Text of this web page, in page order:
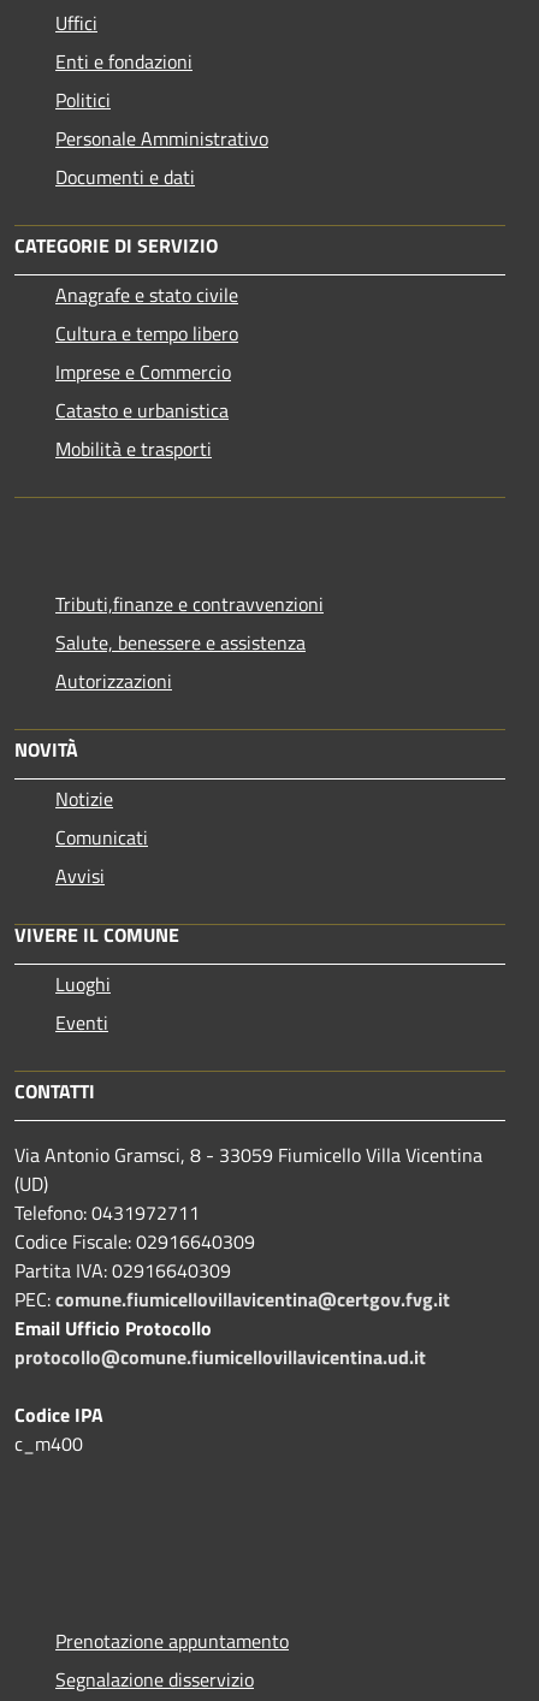
Uffici
Enti e fondazioni
Politici
Personale Amministrativo
Documenti e dati
CATEGORIE DI SERVIZIO
Anagrafe e stato civile
Cultura e tempo libero
Imprese e Commercio
Catasto e urbanistica
Mobilità e trasporti
Tributi,finanze e contravvenzioni
Salute, benessere e assistenza
Autorizzazioni
NOVITÀ
Notizie
Comunicati
Avvisi
VIVERE IL COMUNE
Luoghi
Eventi
CONTATTI
Via Antonio Gramsci, 8 - 33059 Fiumicello Villa Vicentina
(UD)
Telefono: 0431972711
Codice Fiscale: 02916640309
Partita IVA: 02916640309
PEC:comune.fiumicellovillavicentina@certgov.fvg.it
Email Ufficio Protocollo
protocollo@comune.fiumicellovillavicentina.ud.it
Codice IPA
c_m400
Prenotazione appuntamento
Segnalazione disservizio